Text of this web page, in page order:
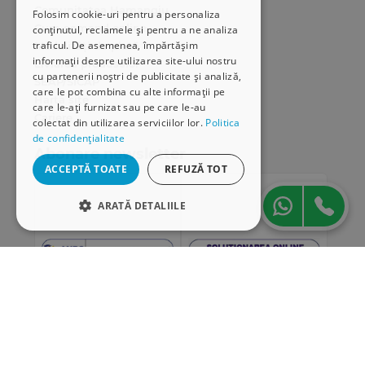
Folosim cookie-uri pentru a personaliza
conținutul, reclamele și pentru a ne analiza
traficul. De asemenea, împărtășim
informații despre utilizarea site-ului nostru
cu partenerii noștri de publicitate și analiză,
care le pot combina cu alte informații pe
care le-ați furnizat sau pe care le-au
colectat din utilizarea serviciilor lor. Politica
de confidențialitate
ACCEPTĂ TOATE REFUZĂ TOT
ARATĂ DETALIILE
STRICT NECESARE
Comunitatea Hamangiu
Cum comand online
Modalități de plată
Livrarea produselor
SEAP/SICAP
Hartă site
Cariere
Abonare newsletter